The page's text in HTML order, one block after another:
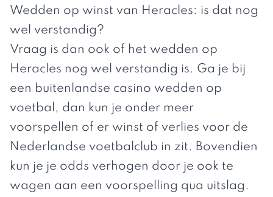
Wedden op winst van Heracles: is dat nog
wel verstandig?
Vraag is dan ook of het wedden op
Heracles nog wel verstandig is. Ga je bij
een buitenlandse casino wedden op
voetbal, dan kun je onder meer
voorspellen of er winst of verlies voor de
Nederlandse voetbalclub in zit. Bovendien
kun je je odds verhogen door je ook te
wagen aan een voorspelling qua uitslag.